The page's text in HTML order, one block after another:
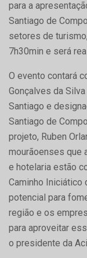
para a
Santiago de
setores de
7h30min e será
O evento contará
Gonçalves da
Santiago e
Santiago de
projeto, Ruben
mourãoenses que
e hotelaria estão
Caminho Iniciático
potencial para
região e os
para aproveitar
o presidente da